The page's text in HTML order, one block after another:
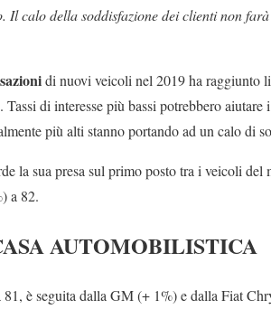
Il calo della soddisfazione dei clienti non
di nuovi veicoli nel 2019 ha raggiunto
di interesse più bassi potrebbero
più alti stanno portando ad un calo di
la sua presa sul primo posto tra i veicoli
a 82.
AUTOMOBILISTICA
è seguita dalla GM (+ 1%) e dalla Fiat